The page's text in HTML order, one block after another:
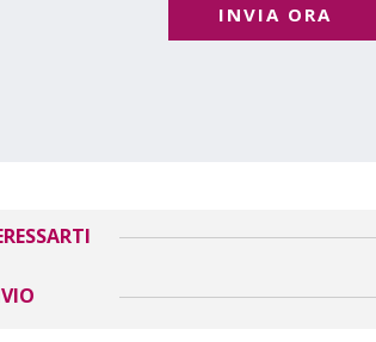
INVIA ORA